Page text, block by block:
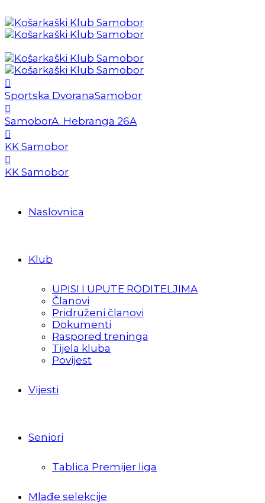
Sportska DvoranaSamobor
SamoborA. Hebranga 26A
KK Samobor
KK Samobor
Naslovnica
Klub
UPISI I UPUTE RODITELJIMA
Članovi
Pridruženi članovi
Dokumenti
Raspored treninga
Tijela kluba
Povijest
Vijesti
Seniori
Tablica Premijer liga
Mlađe selekcije